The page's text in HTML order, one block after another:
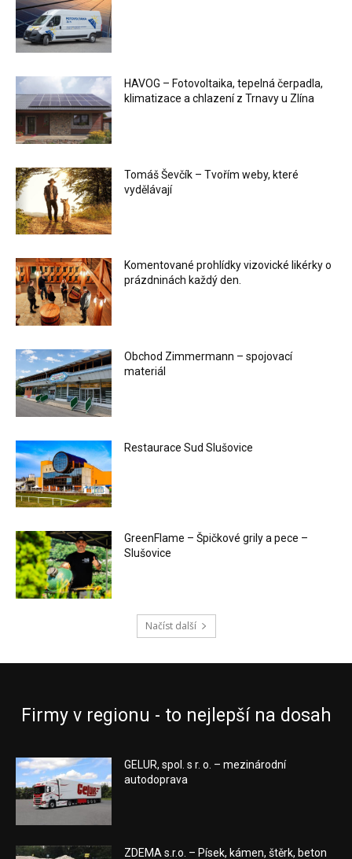
HAVOG – Fotovoltaika, tepelná čerpadla,
klimatizace a chlazení z Trnavy u Zlína
Tomáš Ševčík – Tvořím weby, které
vydělávají
Komentované prohlídky vizovické likérky o
prázdninách každý den.
Obchod Zimmermann – spojovací
materiál
Restaurace Sud Slušovice
GreenFlame – Špičkové grily a pece –
Slušovice
Načíst další
Firmy v regionu - to nejlepší na dosah
GELUR, spol. s r. o. – mezinárodní
autodoprava
ZDEMA s.r.o. – Písek, kámen, štěrk, beton